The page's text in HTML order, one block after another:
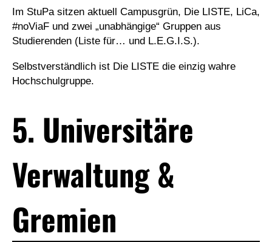
Im StuPa sitzen aktuell Campusgrün, Die LISTE, LiCa,
#noViaF und zwei „unabhängige“ Gruppen aus
Studierenden (Liste für… und L.E.G.I.S.).
Selbstverständlich ist Die LISTE die einzig wahre
Hochschulgruppe.
5. Universitäre
Verwaltung &
Gremien